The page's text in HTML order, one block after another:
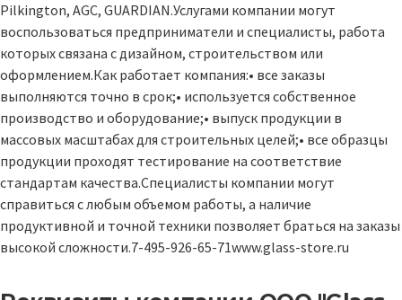
Pilkington, AGC, GUARDIAN.Услугами компании могут
воспользоваться предприниматели и специалисты, работа
которых связана с дизайном, строительством или
оформлением.Как работает компания:• все заказы
выполняются точно в срок;• используется собственное
производство и оборудование;• выпуск продукции в
массовых масштабах для строительных целей;• все образцы
продукции проходят тестирование на соответствие
стандартам качества.Специалисты компании могут
справиться с любым объемом работы, а наличие
продуктивной и точной техники позволяет браться на заказы
высокой сложности.7-495-926-65-71www.glass-store.ru